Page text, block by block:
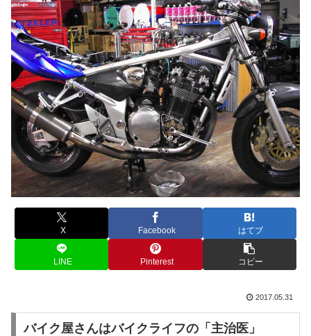
X Facebook はてブ
LINE Pinterest コピー
2017.05.31
バイク屋さんはバイクライフの「主治医」